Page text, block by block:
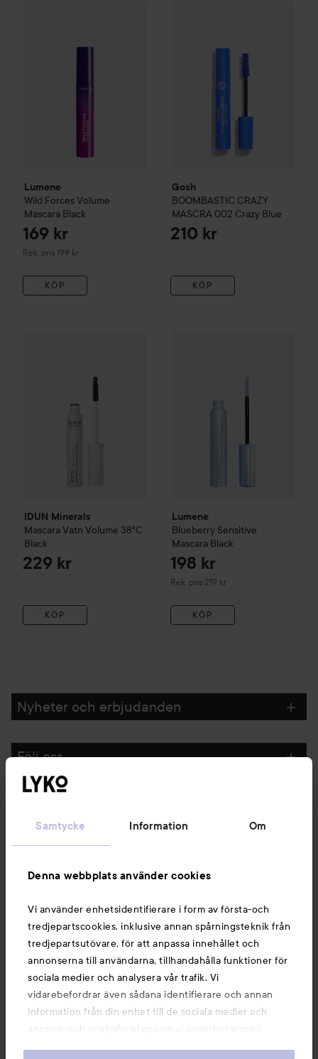
Samtycke Information Om
Denna webbplats använder cookies
Vi använder enhetsidentifierare i form av första-och
tredjepartscookies, inklusive annan spårningsteknik från
tredjepartsutövare, för att anpassa innehållet och
annonserna till användarna, tillhandahålla funktioner för
sociala medier och analysera vår trafik. Vi
vidarebefordrar även sådana identifierare och annan
information från din enhet till de sociala medier och
annons- och analysföretag som vi samarbetar med.
Lumene
Wild Forces Volume
Mascara Black
169 kr
Rek. pris 199 kr
Rekommenderat pris 199 kr
KÖP
Gosh
BOOMBASTIC CRAZY
MASCRA 002 Crazy Blue
210 kr
KÖP
IDUN Minerals
Mascara Vatn Volume 38°C
Black
229 kr
KÖP
Lumene
Blueberry Sensitive
Mascara Black
198 kr
Rek. pris 219 kr
Rekommenderat pris 219 kr
KÖP
Nyheter och erbjudanden
Följ oss
Du kanske också gillar